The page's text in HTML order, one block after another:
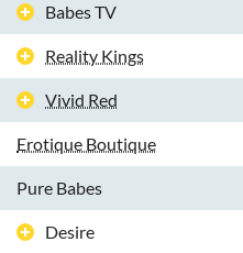
Babes TV
Reality Kings
Vivid Red
Erotique Boutique
Pure Babes
Desire